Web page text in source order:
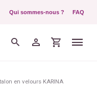
Qui sommes-nous ? FAQ
en velours KARINA